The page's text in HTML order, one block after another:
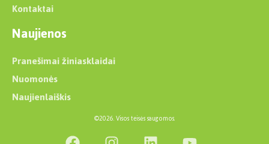
Kontaktai
Naujienos
Pranešimai žiniasklaidai
Nuomonės
Naujienlaiškis
©2026. Visos teisės saugomos.